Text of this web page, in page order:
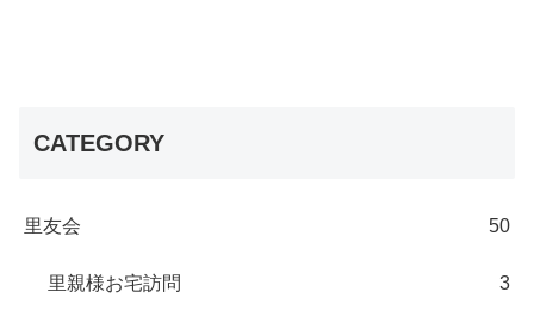
CATEGORY
里友会 50
里親様お宅訪問 3